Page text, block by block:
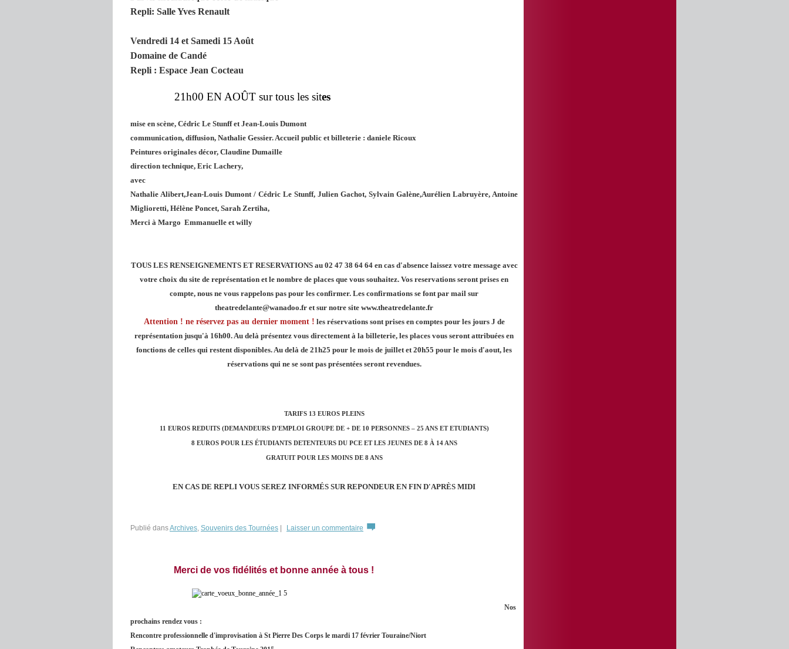
Repli: Salle Yves Renault
Vendredi 14 et Samedi 15 Août
Domaine de Candé
Repli : Espace Jean Cocteau
21h00 EN AOÛT sur tous les sites
mise en scène, Cédric Le Stunff et Jean-Louis Dumont
communication, diffusion, Nathalie Gessier. Accueil public et billeterie : daniele Ricoux
Peintures originales décor, Claudine Dumaille
direction technique, Eric Lachery,
avec
Nathalie Alibert,Jean-Louis Dumont / Cédric Le Stunff, Julien Gachot, Sylvain Galène,Aurélien Labruyère, Antoine
Miglioretti, Hélène Poncet, Sarah Zertiha,
Merci à Margo Emmanuelle et willy
TOUS LES RENSEIGNEMENTS ET RESERVATIONS au 02 47 38 64 64 en cas d'absence laissez votre message avec
votre choix du site de représentation et le nombre de places que vous souhaitez. Vos reservations seront prises en
compte, nous ne vous rappelons pas pour les confirmer. Les confirmations se font par mail sur
theatredelante@wanadoo.fr et sur notre site www.theatredelante.fr
Attention ! ne réservez pas au dernier moment ! les réservations sont prises en comptes pour les jours J de
représentation jusqu'à 16h00. Au delà présentez vous directement à la billeterie, les places vous seront attribuées en
fonctions de celles qui restent disponibles. Au delà de 21h25 pour le mois de juillet et 20h55 pour le mois d'aout, les
réservations qui ne se sont pas présentées seront revendues.
TARIFS 13 EUROS PLEINS
11 EUROS REDUITS (DEMANDEURS D'EMPLOI GROUPE DE + DE 10 PERSONNES – 25 ANS ET ETUDIANTS)
8 EUROS POUR LES ÉTUDIANTS DETENTEURS DU PCE ET LES JEUNES DE 8 À 14 ANS
GRATUIT POUR LES MOINS DE 8 ANS
EN CAS DE REPLI VOUS SEREZ INFORMÉS SUR REPONDEUR EN FIN D'APRÈS MIDI
Publié dansArchives, Souvenirs des Tournées Laisser un commentaire
Merci de vos fidélités et bonne année à tous !
Nos
prochains rendez vous :
Rencontre professionnelle d'improvisation à St Pierre Des Corps le mardi 17 février Touraine/Niort